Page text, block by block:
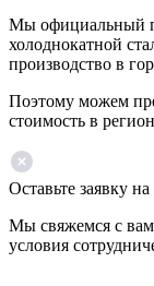
Мы официальный
холоднокатной
производство в
Поэтому можем
стоимость в
Оставьте заявку
Мы свяжемся с
условия